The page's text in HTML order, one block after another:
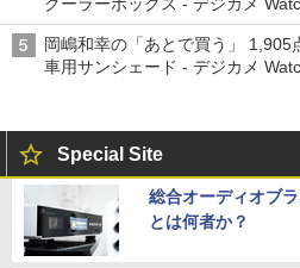
クーラーボックス - デジカメ
岡嶋和幸の「あとで買う」 1,905
車用サンシェード - デジカメ
Special Site
総合オーディオブ
とは何者か？